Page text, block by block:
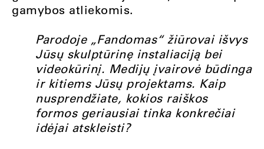
gamybos atliekomis.
Parodoje „Fandomas“ žiūrovai išvys
Jūsų skulptūrinę instaliaciją bei
videokūrinį. Medijų įvairovė būdinga
ir kitiems Jūsų projektams. Kaip
nusprendžiate, kokios raiškos
formos geriausiai tinka konkrečiai
idėjai atskleisti?